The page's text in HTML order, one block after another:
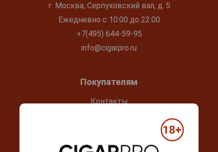
г. Москва, Серпуховский вал, д. 5
Ежедневно с 10:00 до 22:00
+7(495) 644-59-95
info@cigarpro.ru
Покупателям
Контакты
Подарочный сертификат